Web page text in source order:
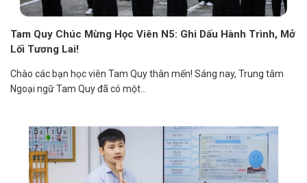
Tam Quy Chúc Mừng Học Viên N5: Ghi Dấu Hành Trình, Mở
Lối Tương Lai!
Chào các bạn học viên Tam Quy thân mến! Sáng nay, Trung tâm
Ngoại ngữ Tam Quy đã có một...